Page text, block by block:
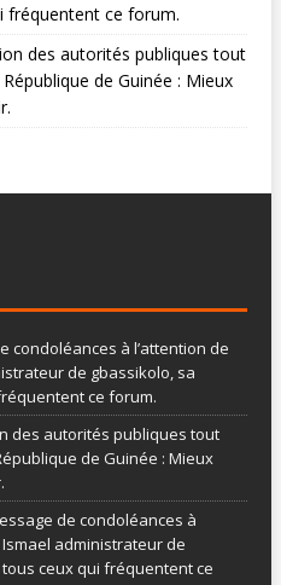
fréquentent ce forum.
des autorités publiques tout
de Guinée : Mieux
condoléances à l’attention de
de gbassikolo, sa
ce forum.
des autorités publiques tout
de Guinée : Mieux
de condoléances à
administrateur de
ceux qui fréquentent ce